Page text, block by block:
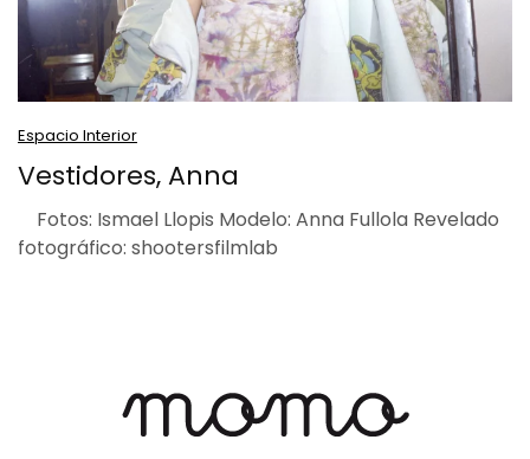
Espacio Interior
Vestidores, Anna
Fotos: Ismael Llopis Modelo: Anna Fullola Revelado
fotográfico: shootersfilmlab